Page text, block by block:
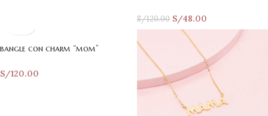
S/120.00 S/48.00
bangle con charm “mom”
S/120.00